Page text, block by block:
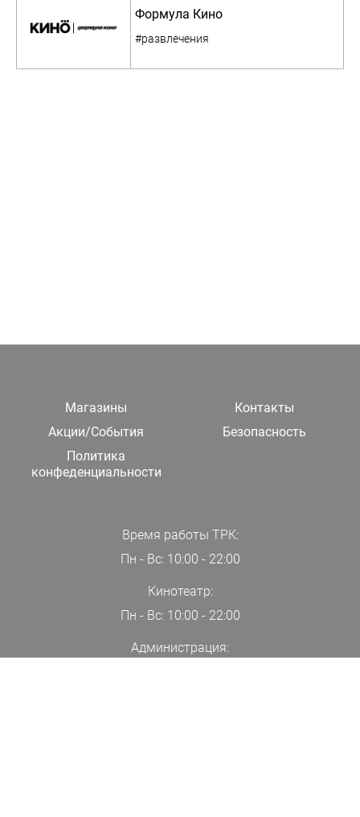
Формула Кино
#развлечения
Магазины
Контакты
Акции/События
Безопасность
Политика
конфеденциальности
Время работы ТРК:
Пн - Вс: 10:00 - 22:00
Кинотеатр:
Пн - Вс: 10:00 - 22:00
Администрация: